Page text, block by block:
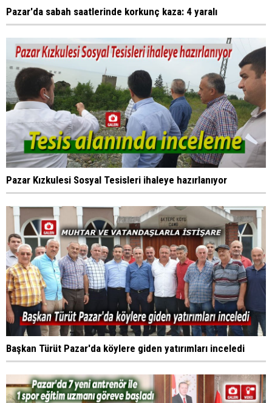
Pazar'da sabah saatlerinde korkunç kaza: 4 yaralı
Pazar Kızkulesi Sosyal Tesisleri ihaleye hazırlanıyor
Başkan Türüt Pazar'da köylere giden yatırımları inceledi